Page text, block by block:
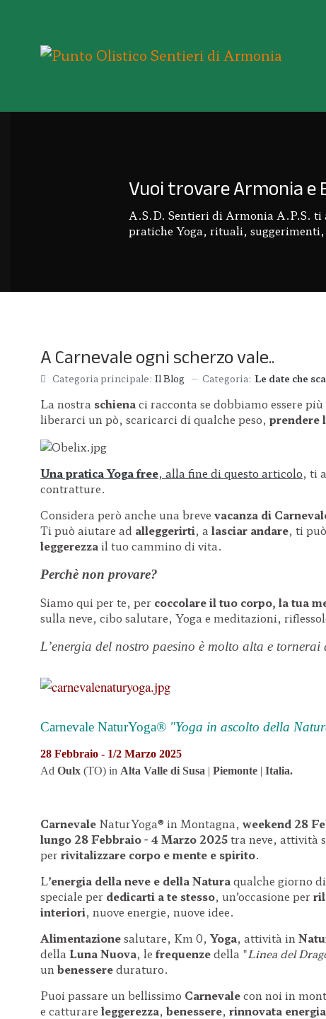
Vuoi trovare Armonia e
A.S.D. Sentieri di Armonia A.P.S.
pratiche Yoga, rituali,
A Carnevale ogni scherzo vale..
Categoria principale: Il Blog Categoria: Le date che
La nostra schienaci racconta se dobbiamo essere
liberarci un pò, scaricarci di qualche peso, prendere
Una pratica Yoga free, alla fine di questo articolo, ti
contratture.
Considera però anche una brevevacanza di
Ti può aiutare ad alleggerirti, a lasciar andare, ti
leggerezzail tuo cammino di vita.
Perchè non provare?
Siamo qui per te, per coccolare il tuo corpo, la tua
sulla neve, cibo salutare, Yoga e meditazioni,
L’energia del nostro paesino è molto alta e tornerai
Carnevale NaturYoga® "Yoga in ascolto della
28 Febbraio - 1/2 Marzo 2025
Ad Oulx (TO) in Alta Valle di Susa | Piemonte | Italia.
Carnevale NaturYoga® in Montagna,weekend 28
lungo 28 Febbraio - 4 Marzo 2025tra neve, attività
perrivitalizzare corpo e mente e spirito.
L’energia della neve e della Naturaqualche giorno
speciale per dedicarti a te stesso, un’occasione per
interiori, nuove energie, nuove idee.
Alimentazionesalutare, Km 0,Yoga, attività in
della Luna Nuova, le frequenzedella "Linea del
un benessereduraturo.
Puoi passare un bellissimo Carnevalecon noi in
e catturare leggerezza, benessere, rinnovata energia